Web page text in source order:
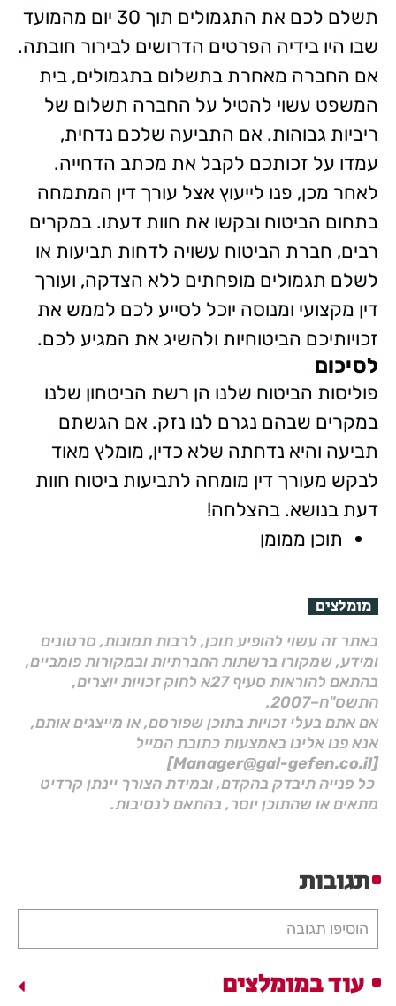
תשלם לכם את התגמולים תוך 30 יום מהמועד
שבו היו בידיה הפרטים הדרושים לבירור חובתה.
אם החברה מאחרת בתשלום בתגמולים, בית
המשפט עשוי להטיל על החברה תשלום של
ריביות גבוהות. אם התביעה שלכם נדחית,
עמדו על זכותכם לקבל את מכתב הדחייה.
לאחר מכן, פנו לייעוץ אצל עורך דין המתמחה
בתחום הביטוח ובקשו את חוות דעתו. במקרים
רבים, חברת הביטוח עשויה לדחות תביעות או
לשלם תגמולים מופחתים ללא הצדקה, ועורך
דין מקצועי ומנוסה יוכל לסייע לכם לממש את
זכויותיכם הביטוחיות ולהשיג את המגיע לכם.
לסיכום
פוליסות הביטוח שלנו הן רשת הביטחון שלנו
במקרים שבהם נגרם לנו נזק. אם הגשתם
תביעה והיא נדחתה שלא כדין, מומלץ מאוד
לבקש מעורך דין מומחה לתביעות ביטוח חוות
דעת בנושא. בהצלחה!
תוכן ממומן
מומלצים
באתר זה עשוי להופיע תוכן, לרבות תמונות, סרטונים
ומידע, שמקורו ברשתות החברתיות ובמקורות פומביים,
בהתאם להוראות סעיף 27א לחוק זכויות יוצרים,
התשס"ח–2007.
אם אתם בעלי זכויות בתוכן שפורסם, או מייצגים אותם,
אנא פנו אלינו באמצעות כתובת המייל
[Manager@gal-gefen.co.il]
כל פנייה תיבדק בהקדם, ובמידת הצורך יינתן קרדיט
מתאים או שהתוכן יוסר, בהתאם לנסיבות.
תגובות
הוסיפו תגובה
עוד במומלצים